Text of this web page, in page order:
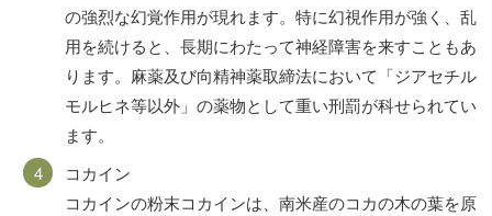
の強烈な幻覚作用が現れます。特に幻視作用が強く、乱
用を続けると、長期にわたって神経障害を来すこともあ
ります。麻薬及び向精神薬取締法において「ジアセチル
モルヒネ等以外」の薬物として重い刑罰が科せられてい
ます。
コカイン
コカインの粉末コカインは、南米産のコカの木の葉を原